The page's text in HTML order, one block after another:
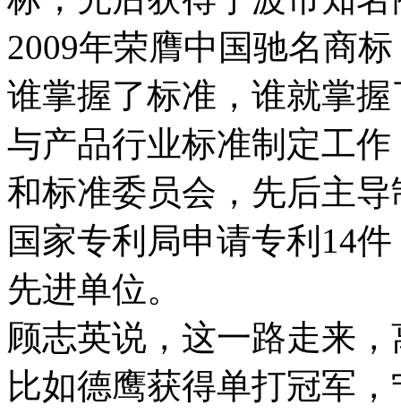
2009年荣膺中国驰名商
谁掌握了标准，谁就掌
与产品行业标准制定工
和标准委员会，先后主
国家专利局申请专利14
先进单位。
顾志英说，这一路走来
比如德鹰获得单打冠军